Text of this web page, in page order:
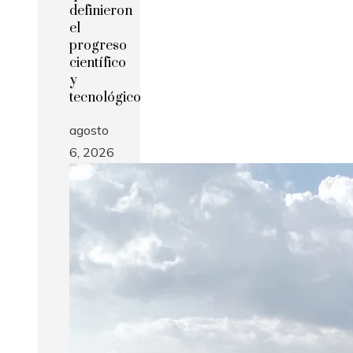
definieron
el
progreso
científico
y
tecnológico
agosto
6, 2026